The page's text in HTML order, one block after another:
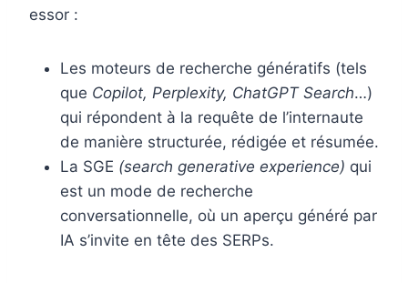
essor :
Les moteurs de recherche génératifs (tels
que Copilot, Perplexity, ChatGPT Search…)
qui répondent à la requête de l’internaute
de manière structurée, rédigée et résumée.
La SGE (search generative experience) qui
est un mode de recherche
conversationnelle, où un aperçu généré par
IA s’invite en tête des SERPs.